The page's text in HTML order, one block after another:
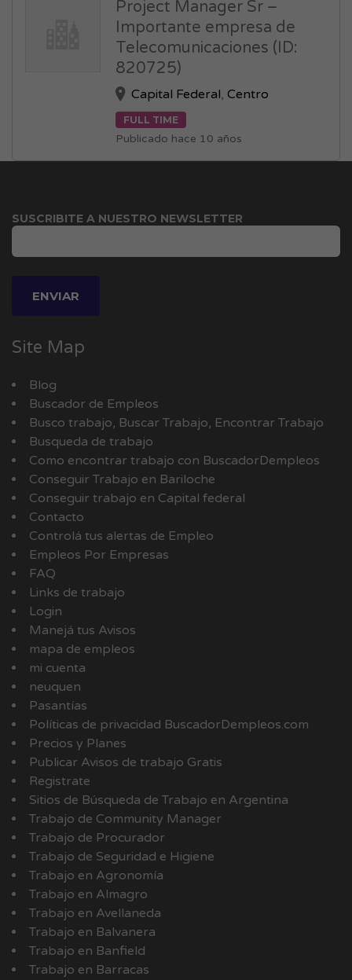
Project Manager Sr –
Importante empresa de
Telecomunicaciones (ID:
820725)
Capital Federal,Centro
FULL TIME
Publicado hace 10 años
SUSCRIBITE A NUESTRO NEWSLETTER
Site Map
Blog
Buscador de Empleos
Busco trabajo, Buscar Trabajo, Encontrar Trabajo
Busqueda de trabajo
Como encontrar trabajo con BuscadorDempleos
Conseguir Trabajo en Bariloche
Conseguir trabajo en Capital federal
Contacto
Controlá tus alertas de Empleo
Empleos Por Empresas
FAQ
Links de trabajo
Login
Manejá tus Avisos
mapa de empleos
mi cuenta
neuquen
Pasantías
Políticas de privacidad BuscadorDempleos.com
Precios y Planes
Publicar Avisos de trabajo Gratis
Registrate
Sitios de Búsqueda de Trabajo en Argentina
Trabajo de Community Manager
Trabajo de Procurador
Trabajo de Seguridad e Higiene
Trabajo en Agronomía
Trabajo en Almagro
Trabajo en Avellaneda
Trabajo en Balvanera
Trabajo en Banfield
Trabajo en Barracas